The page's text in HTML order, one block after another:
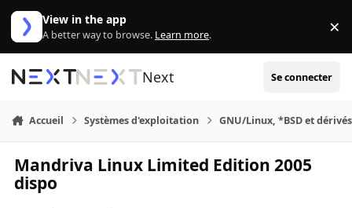
Aller au contenu
View in the app
A better way to browse. Learn more. ×
Next Se connecter
Accueil Systèmes d'exploitation GNU/Linux, *BSD et
Mandriva Linux Limited Edition 2005
dispo